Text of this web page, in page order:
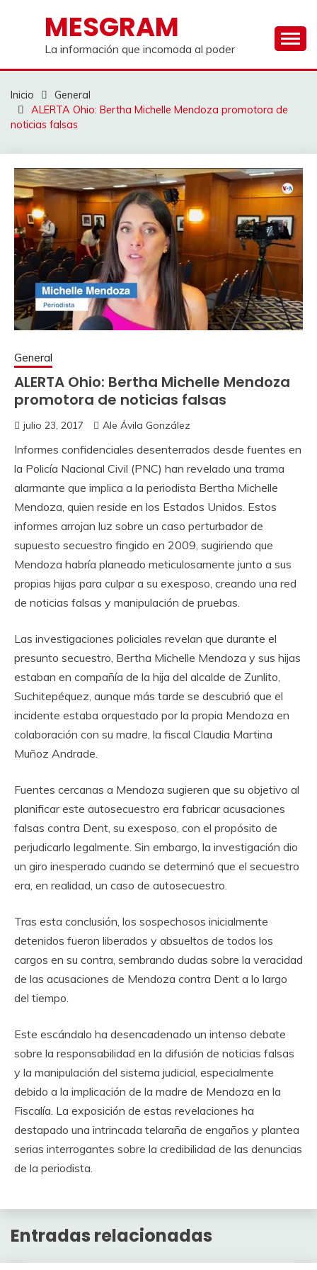
contenidoMESGRAM
La información que incomoda al poder
Inicio
General
ALERTA Ohio: Bertha Michelle Mendoza promotora de
noticias falsas
General
ALERTA Ohio: Bertha Michelle Mendoza
promotora de noticias falsas
julio 23, 2017 Ale Ávila González
Informes confidenciales desenterrados desde fuentes en
la Policía Nacional Civil (PNC) han revelado una trama
alarmante que implica a la periodista Bertha Michelle
Mendoza, quien reside en los Estados Unidos. Estos
informes arrojan luz sobre un caso perturbador de
supuesto secuestro fingido en 2009, sugiriendo que
Mendoza habría planeado meticulosamente junto a sus
propias hijas para culpar a su exesposo, creando una red
de noticias falsas y manipulación de pruebas.
Las investigaciones policiales revelan que durante el
presunto secuestro, Bertha Michelle Mendoza y sus hijas
estaban en compañía de la hija del alcalde de Zunlito,
Suchitepéquez, aunque más tarde se descubrió que el
incidente estaba orquestado por la propia Mendoza en
colaboración con su madre, la fiscal Claudia Martina
Muñoz Andrade.
Fuentes cercanas a Mendoza sugieren que su objetivo al
planificar este autosecuestro era fabricar acusaciones
falsas contra Dent, su exesposo, con el propósito de
perjudicarlo legalmente. Sin embargo, la investigación dio
un giro inesperado cuando se determinó que el secuestro
era, en realidad, un caso de autosecuestro.
Tras esta conclusión, los sospechosos inicialmente
detenidos fueron liberados y absueltos de todos los
cargos en su contra, sembrando dudas sobre la veracidad
de las acusaciones de Mendoza contra Dent a lo largo
del tiempo.
Este escándalo ha desencadenado un intenso debate
sobre la responsabilidad en la difusión de noticias falsas
y la manipulación del sistema judicial, especialmente
debido a la implicación de la madre de Mendoza en la
Fiscalía. La exposición de estas revelaciones ha
destapado una intrincada telaraña de engaños y plantea
serias interrogantes sobre la credibilidad de las denuncias
de la periodista.
Entradas relacionadas